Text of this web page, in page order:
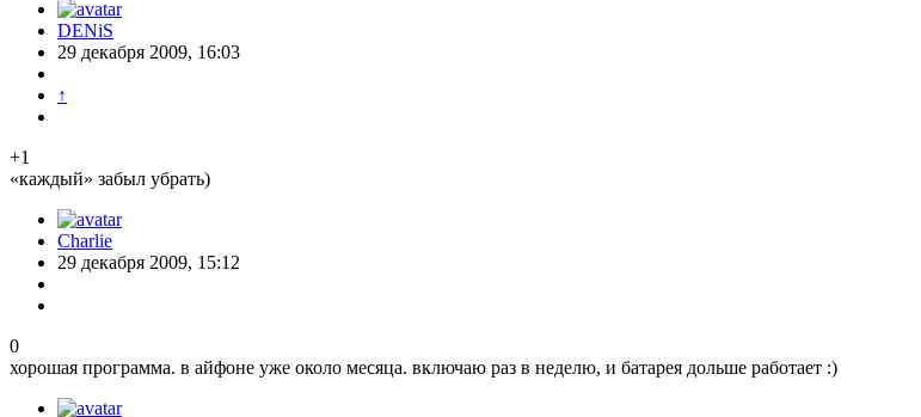
DENiS
29 декабря 2009, 16:03
↑
+1
«каждый» забыл убрать)
Charlie
29 декабря 2009, 15:12
0
хорошая программа. в айфоне уже около месяца. включаю раз в неделю, и батарея дольше работает :)